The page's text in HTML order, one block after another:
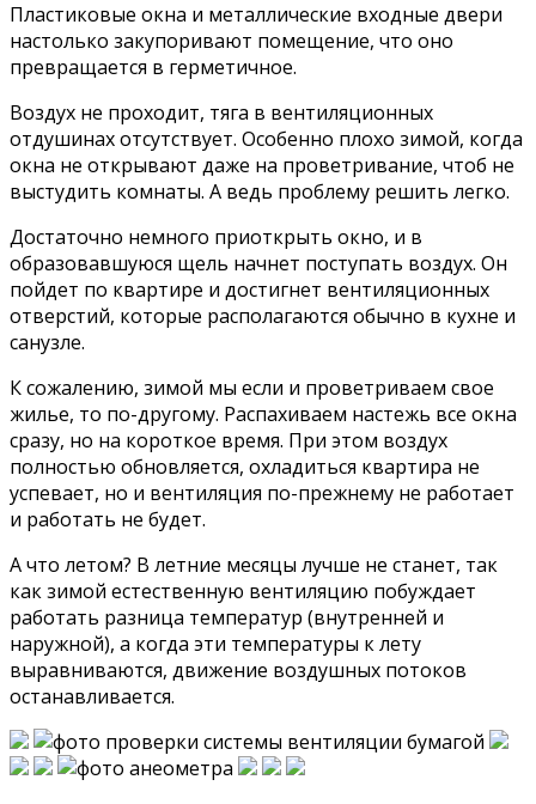
Пластиковые окна и металлические входные двери
настолько закупоривают помещение, что оно
превращается в герметичное.
Воздух не проходит, тяга в вентиляционных
отдушинах отсутствует. Особенно плохо зимой, когда
окна не открывают даже на проветривание, чтоб не
выстудить комнаты. А ведь проблему решить легко.
Достаточно немного приоткрыть окно, и в
образовавшуюся щель начнет поступать воздух. Он
пойдет по квартире и достигнет вентиляционных
отверстий, которые располагаются обычно в кухне и
санузле.
К сожалению, зимой мы если и проветриваем свое
жилье, то по-другому. Распахиваем настежь все окна
сразу, но на короткое время. При этом воздух
полностью обновляется, охладиться квартира не
успевает, но и вентиляция по-прежнему не работает
и работать не будет.
А что летом? В летние месяцы лучше не станет, так
как зимой естественную вентиляцию побуждает
работать разница температур (внутренней и
наружной), а когда эти температуры к лету
выравниваются, движение воздушных потоков
останавливается.